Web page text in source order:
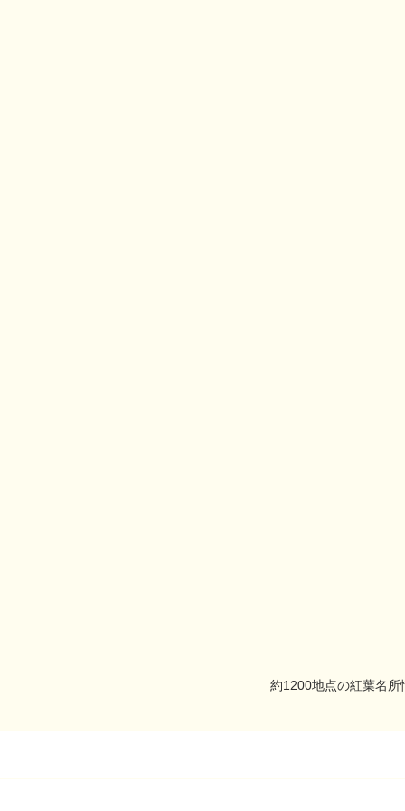
約1200地点の紅葉名